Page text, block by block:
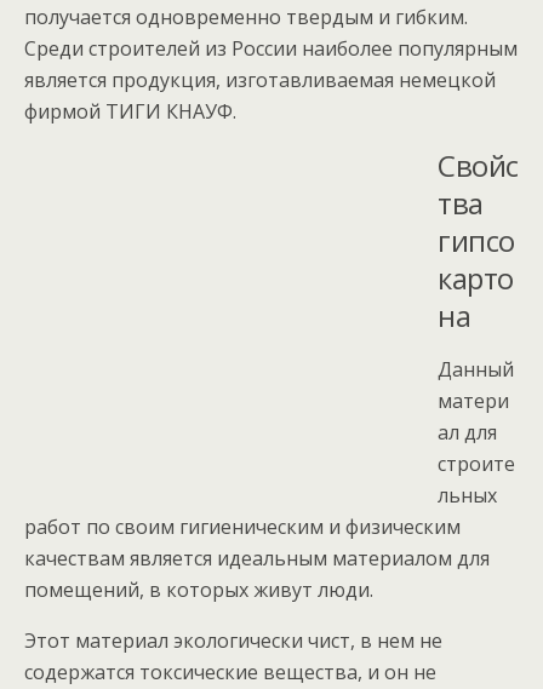
получается одновременно твердым и гибким.
Среди строителей из России наиболее популярным
является продукция, изготавливаемая немецкой
фирмой ТИГИ КНАУФ.
Свойс
тва
гипсо
карто
на
Данный
матери
ал для
строите
льных
работ по своим гигиеническим и физическим
качествам является идеальным материалом для
помещений, в которых живут люди.
Этот материал экологически чист, в нем не
содержатся токсические вещества, и он не